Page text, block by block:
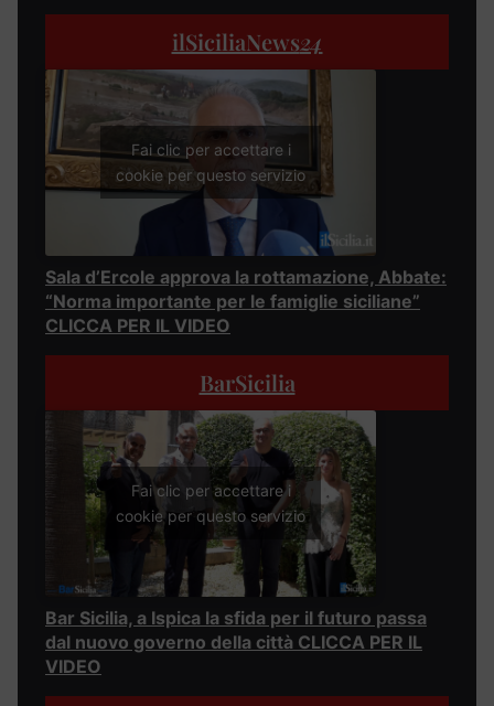
ilSiciliaNews24
Fai clic per accettare i
cookie per questo servizio
Sala d’Ercole approva la rottamazione, Abbate:
“Norma importante per le famiglie siciliane”
CLICCA PER IL VIDEO
BarSicilia
Fai clic per accettare i
cookie per questo servizio
Bar Sicilia, a Ispica la sfida per il futuro passa
dal nuovo governo della città CLICCA PER IL
VIDEO